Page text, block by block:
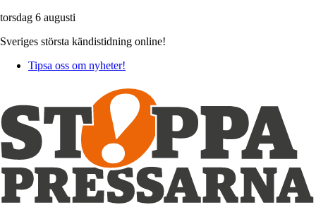
torsdag 6 augusti
Sveriges största kändistidning online!
Tipsa oss om nyheter!